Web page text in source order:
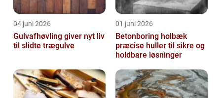
04 juni 2026
Gulvafhøvling giver nyt liv
til slidte trægulve
01 juni 2026
Betonboring holbæk
præcise huller til sikre og
holdbare løsninger